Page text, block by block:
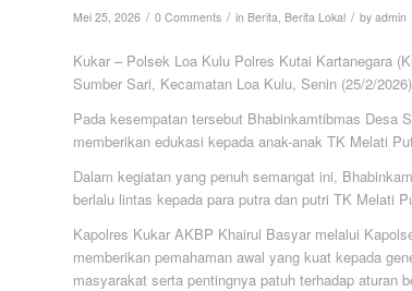
Mei 25, 2026 / 0 Comments / in Berita Berita Lokal / by admin
Kukar – Polsek Loa Kulu Polres Kutai Kartanegara
Sumber Sari, Kecamatan Loa Kulu, Senin (25/2/
Pada kesempatan tersebut Bhabinkamtibmas Desa
memberikan edukasi kepada anak-anak TK Melati
Dalam kegiatan yang penuh semangat ini,
berlalu lintas kepada para putra dan putri TK Melati
Kapolres Kukar AKBP Khairul Basyar melalui
memberikan pemahaman awal yang kuat kepada
masyarakat serta pentingnya patuh terhadap aturan